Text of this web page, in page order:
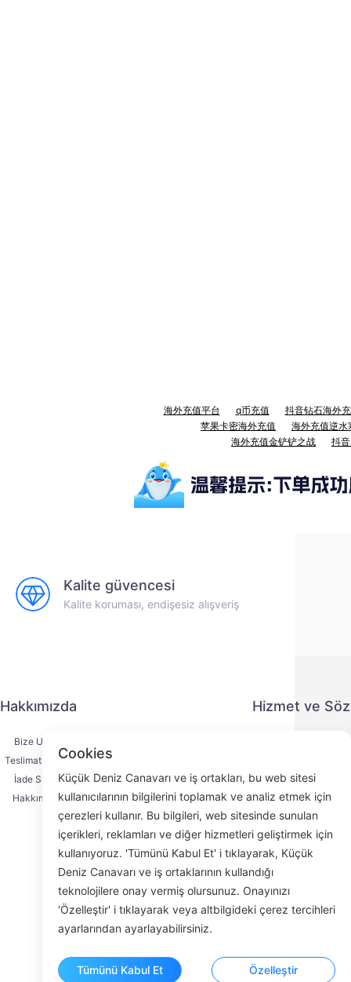
海外充值平台 q币充值
抖音钻石海外
苹果卡密海外充值
海外充值逆水
海外充值金铲铲之战
抖
Kalite güvencesi
Kalite koruması, endişesiz alışveriş
Hakkımızda
Bize Ulaşın
Teslimat Süreci
İade Süreci
Hakkımızda
Hizmet ve
Hizmet
KYC
ROOM
Cookies
Küçük Deniz Canavarı ve iş ortakları, bu web sitesi
kullanıcılarının bilgilerini toplamak ve analiz etmek için
çerezleri kullanır. Bu bilgileri, web sitesinde sunulan
içerikleri, reklamları ve diğer hizmetleri geliştirmek için
kullanıyoruz. 'Tümünü Kabul Et' i tıklayarak, Küçük
Deniz Canavarı ve iş ortaklarının kullandığı
teknolojilere onay vermiş olursunuz. Onayınızı
'Özelleştir' i tıklayarak veya altbilgideki çerez tercihleri
ayarlarından ayarlayabilirsiniz.
Tümünü Kabul Et Özelleştir